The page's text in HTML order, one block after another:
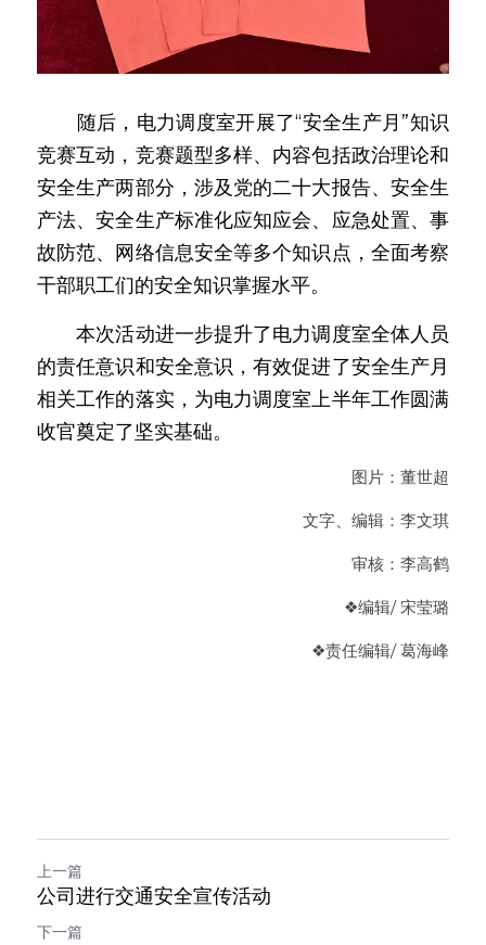
随后，电力调度室开展了“安全生产月”知识
竞赛互动，竞赛题型多样、内容包括政治理论和
安全生产两部分，涉及党的二十大报告、安全生
产法、安全生产标准化应知应会、应急处置、事
故防范、网络信息安全等多个知识点，全面考察
干部职工们的安全知识掌握水平。
本次活动进一步提升了电力调度室全体人员
的责任意识和安全意识，有效促进了安全生产月
相关工作的落实，为电力调度室上半年工作圆满
收官奠定了坚实基础。
图片：董世超
      文字、编辑：李文琪
             审核：李高鹤
❖编辑/ 宋莹璐
❖责任编辑/ 葛海峰
上一篇
公司进行交通安全宣传活动
下一篇